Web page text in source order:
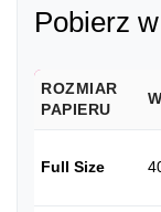
Pobierz
ROZMIAR
PAPIERU
Full Size